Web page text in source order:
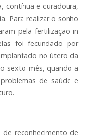
contínua e duradoura,
Para realizar o sonho
pela fertilização in
foi fecundado por
no útero da
sexto mês, quando a
de saúde e
de reconhecimento de